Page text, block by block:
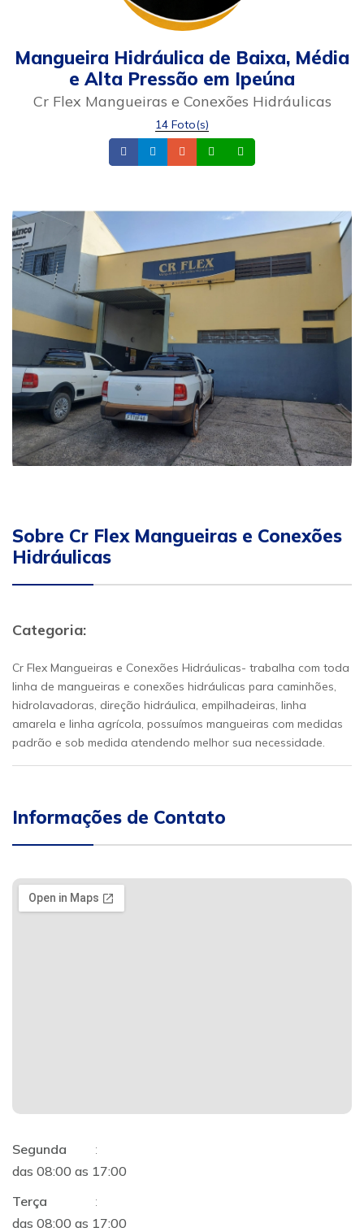
Mangueira Hidráulica de Baixa, Média
e Alta Pressão em Ipeúna
Cr Flex Mangueiras e Conexões Hidráulicas
14 Foto(s)
FacebookInstagram
Email Whatsapp
Sobre Cr Flex Mangueiras e Conexões
Hidráulicas
Categoria:
Cr Flex Mangueiras e Conexões Hidráulicas- trabalha com toda
linha de mangueiras e conexões hidráulicas para caminhões,
hidrolavadoras, direção hidráulica, empilhadeiras, linha
amarela e linha agrícola, possuímos mangueiras com medidas
padrão e sob medida atendendo melhor sua necessidade.
Informações de Contato
Segunda
:
das 08:00 as 17:00
Terça
:
das 08:00 as 17:00